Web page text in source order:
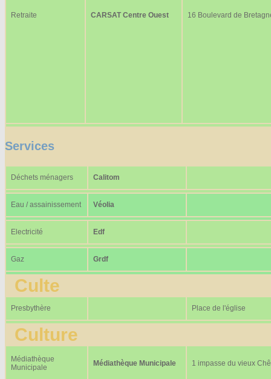
Retraite CARSAT Centre Ouest 16 Boulevard de
Services
Déchets ménagers Calitom
Eau / assainissement Véolia
Electricité Edf
Gaz Grdf
Culte
Presbythère Place de l'église
Culture
Médiathèque
Municipale
Médiathèque Municipale 1 impasse du vieux